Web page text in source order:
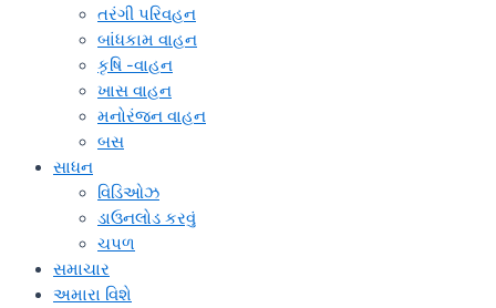
તરંગી પરિવહન
બાંધકામ વાહન
કૃષિ -વાહન
ખાસ વાહન
મનોરંજન વાહન
બસ
સાધન
વિડિઓઝ
ડાઉનલોડ કરવું
ચપળ
સમાચાર
અમારા વિશે